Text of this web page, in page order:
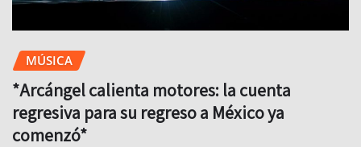
MÚSICA
*Arcángel calienta motores: la cuenta
regresiva para su regreso a México ya
comenzó*